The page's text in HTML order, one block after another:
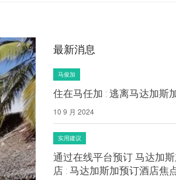
最新消息
马俊加
住在马任加 : 逃离马达加斯
10 9 月 2024
实用建议
通过在线平台预订 马达加
店 : 马达加斯加预订酒店焦